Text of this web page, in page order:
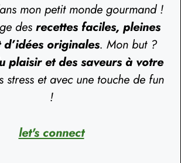
mon petit monde gourmand !
des recettes faciles, pleines
originales. Mon but ?
plaisir et des saveurs à votre
stress et avec une touche de fun
!
let's connect